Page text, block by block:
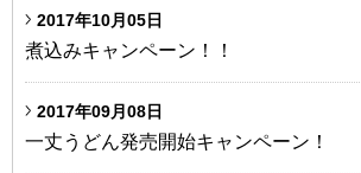
2017年10月05日
煮込みキャンペーン！！
2017年09月08日
一丈うどん発売開始キャンペーン！